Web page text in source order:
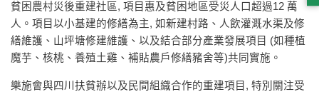
貧困農村災後重建社區, 項目惠及貧困地區受災人口超過12 萬
人。項目以小基建的修繕為主, 如新建村路、人飲灌溉水渠及修
繕維護、山坪塘修建維護、以及結合部分產業發展項目 (如種植
魔芋、核桃、養殖土雞、補貼農戶修繕豬舍等)共同實施。
樂施會與四川扶貧辦以及民間組織合作的重建項目, 特別關注受